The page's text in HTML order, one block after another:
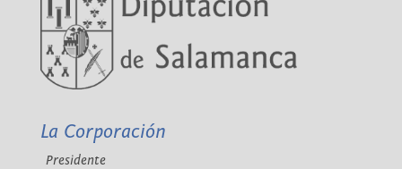
La Corporación
Presidente